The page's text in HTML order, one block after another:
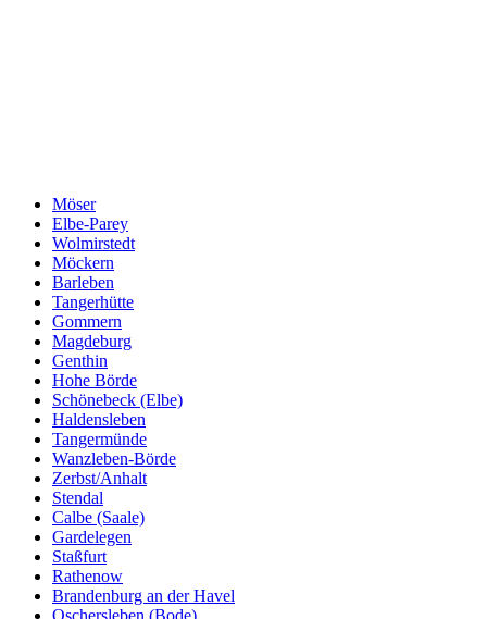
Möser
Elbe-Parey
Wolmirstedt
Möckern
Barleben
Tangerhütte
Gommern
Magdeburg
Genthin
Hohe Börde
Schönebeck (Elbe)
Haldensleben
Tangermünde
Wanzleben-Börde
Zerbst/Anhalt
Stendal
Calbe (Saale)
Gardelegen
Staßfurt
Rathenow
Brandenburg an der Havel
Oschersleben (Bode)